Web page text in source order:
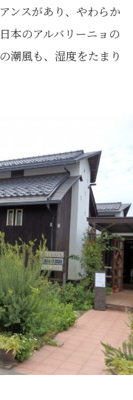
ンスがあり、やわらか
本のアルバリーニョの
潮風も、湿度をたまり